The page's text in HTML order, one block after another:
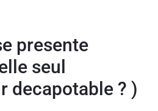
presente
seul
decapotable ? )